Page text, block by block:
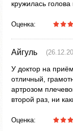
кружилась
Оценка:
Айгуль
У доктор на
отличный,
артрозом
второй раз, ни
Оценка: